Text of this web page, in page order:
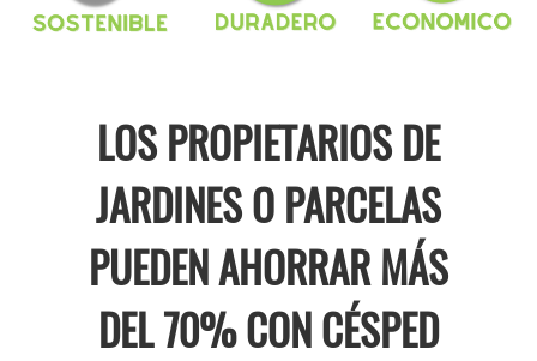
LOS PROPIETARIOS DE
JARDINES O PARCELAS
PUEDEN AHORRAR MÁS
DEL 70% CON CÉSPED